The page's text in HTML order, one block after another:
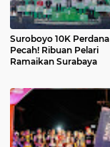
Suroboyo 10K Perdana
Pecah! Ribuan Pelari
Ramaikan Surabaya